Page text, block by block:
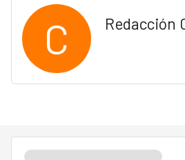
C Redacción